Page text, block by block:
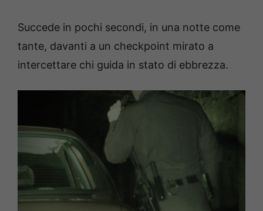
Succede in pochi secondi, in una notte come
tante, davanti a un checkpoint mirato a
intercettare chi guida in stato di ebbrezza.